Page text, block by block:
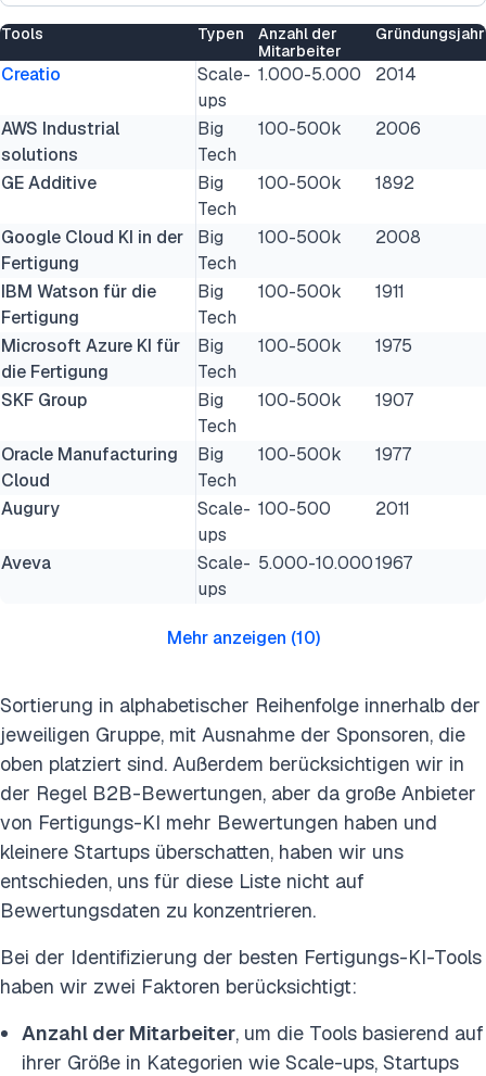
Tools Typen
Anzahl der
Mitarbeiter
Gründungsjahr
Creatio
Scale-
ups
1.000-5.000 2014
AWS Industrial
solutions
Big
Tech
100-500k 2006
GE Additive
Big
Tech
100-500k 1892
Google Cloud KI in der
Fertigung
Big
Tech
100-500k 2008
IBM Watson für die
Fertigung
Big
Tech
100-500k 1911
Microsoft Azure KI für
die Fertigung
Big
Tech
100-500k 1975
SKF Group
Big
Tech
100-500k 1907
Oracle Manufacturing
Cloud
Big
Tech
100-500k 1977
Augury
Scale-
ups
100-500 2011
Aveva
Scale-
ups
5.000-10.0001967
Mehr anzeigen (10)
Sortierung in alphabetischer Reihenfolge innerhalb der
jeweiligen Gruppe, mit Ausnahme der Sponsoren, die
oben platziert sind. Außerdem berücksichtigen wir in
der Regel B2B-Bewertungen, aber da große Anbieter
von Fertigungs-KI mehr Bewertungen haben und
kleinere Startups überschatten, haben wir uns
entschieden, uns für diese Liste nicht auf
Bewertungsdaten zu konzentrieren.
Bei der Identifizierung der besten Fertigungs-KI-Tools
haben wir zwei Faktoren berücksichtigt:
Anzahl der Mitarbeiter, um die Tools basierend auf
ihrer Größe in Kategorien wie Scale-ups, Startups